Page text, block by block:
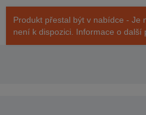
Produkt přestal být v nabídce - Je
není k dispozici. Informace o další